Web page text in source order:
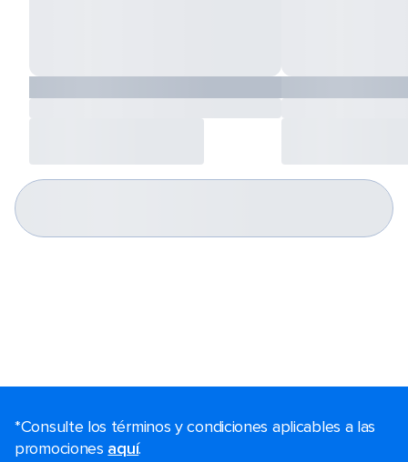
*Consulte los términos y condiciones aplicables a las
promociones aquí.